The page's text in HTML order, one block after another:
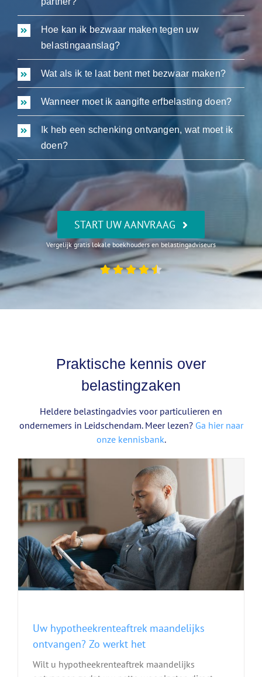
Hoe kan ik bezwaar maken tegen uw
belastingaanslag?
Wat als ik te laat bent met bezwaar maken?
Wanneer moet ik aangifte erfbelasting doen?
Ik heb een schenking ontvangen, wat moet ik
doen?
START UW AANVRAAG
Vergelijk gratis lokale boekhouders en belastingadviseurs
Praktische kennis over
belastingzaken
Heldere belastingadvies voor particulieren en
ondernemers in Leidschendam. Meer lezen? Ga hier naar
onze kennisbank.
Uw hypotheekrenteaftrek maandelijks
ontvangen? Zo werkt het
Wilt u hypotheekrenteaftrek maandelijks